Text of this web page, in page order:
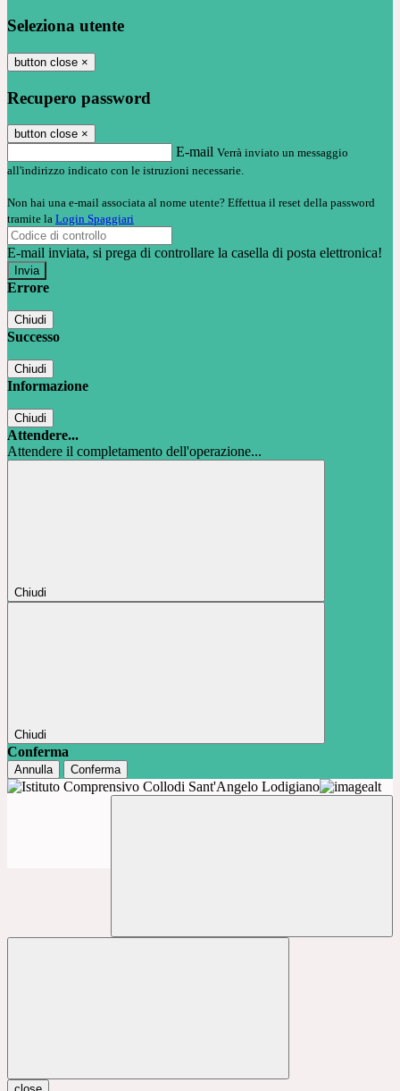
Seleziona utente
button close ×
Recupero password
button close ×
E-mail Verrà inviato un messaggio
all'indirizzo indicato con le istruzioni necessarie.
Non hai una e-mail associata al nome utente? Effettua il reset della password
tramite la Login Spaggiari
E-mail inviata, si prega di controllare la casella di posta elettronica!
Errore
Chiudi
Successo
Chiudi
Informazione
Chiudi
Attendere...
Attendere il completamento dell'operazione...
Chiudi
Chiudi
Conferma
Annulla Conferma